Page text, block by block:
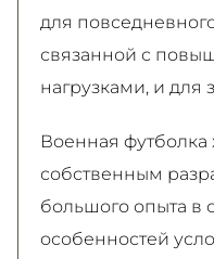
для
связанной с
нагрузками, и для
Военная футболка
собственным
большого опыта в
особенностей